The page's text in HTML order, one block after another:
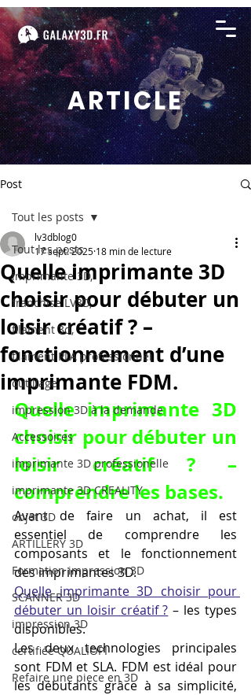
ARTICLE
Post
Tout les posts
imprimante 3D,
franchise LV3D,
filament 3d,
filament PLA professionnel
outillage
impression 3D à la demande
Accessoires
imprimante 3D professionelle
imprimante 3D CREALITY
objet 3D
ARTILLERY 3D
Formation impression 3D
SCANNER 3D
impression 3D
certifiée QUALIOPI
Refaire une piece en 3D
Tout les posts
Quelle imprimante 3D
choisir pour débuter un
loisir créatif ? –
fonctionnement d’une
imprimante FDM.
lv3dblog0
17 sept. 2025 18 min de lecture
Quelle imprimante 3D
choisir pour débuter un
loisir créatif ? –
comprendre les bases.
Avant de faire un achat, il est
essentiel de comprendre les
composants et le fonctionnement
des imprimantes 3D.
Quelle imprimante 3D choisir pour
débuter un loisir créatif ? – les types
disponibles.
Les deux technologies principales
sont FDM et SLA. FDM est idéal pour
les débutants grâce à sa simplicité,